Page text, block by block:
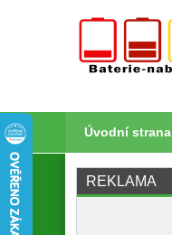
Úvodní strana
REKLAMA